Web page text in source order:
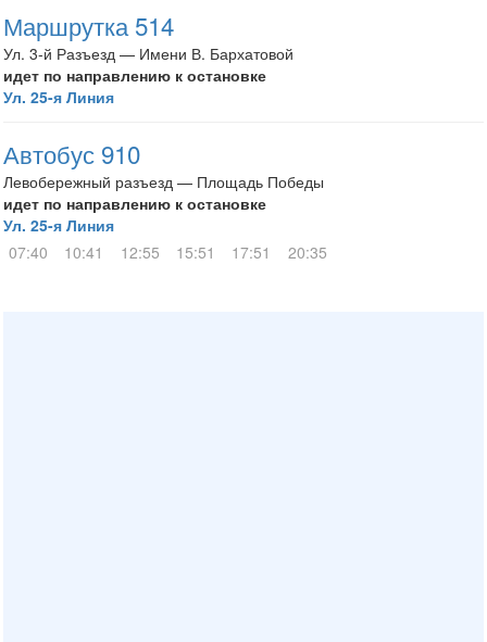
Маршрутка 514
Ул. 3-й Разъезд — Имени В. Бархатовой
идет по направлению к остановке
Ул. 25-я Линия
Автобус 910
Левобережный разъезд — Площадь Победы
идет по направлению к остановке
Ул. 25-я Линия
07:40
10:41 12:55 15:51 17:51 20:35